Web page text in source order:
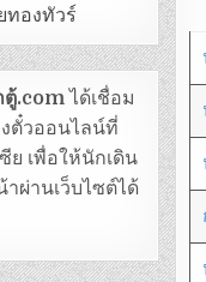
ทองทัวร์
ตู้.comได้เชื่อม
ตั๋วออนไลน์ที่
ย เพื่อให้นักเดิน
ผ่านเว็บไซต์ได้